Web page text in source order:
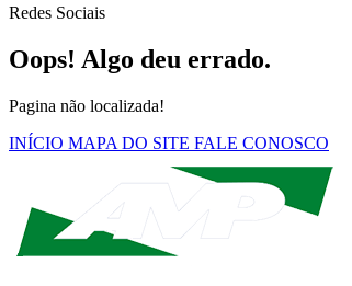
Redes Sociais
Oops! Algo deu errado.
Pagina não localizada!
INÍCIO MAPA DO SITE FALE CONOSCO